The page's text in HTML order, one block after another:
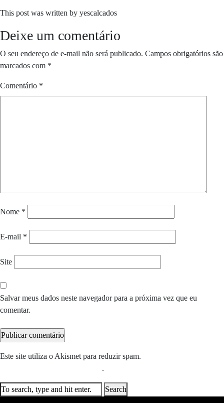
This post was written by yescalcados
Deixe um comentário
O seu endereço de e-mail não será publicado. Campos obrigatórios são
marcados com *
Comentário *
Nome *
E-mail *
Site
Salvar meus dados neste navegador para a próxima vez que eu
comentar.
Este site utiliza o Akismet para reduzir spam.
.
Search